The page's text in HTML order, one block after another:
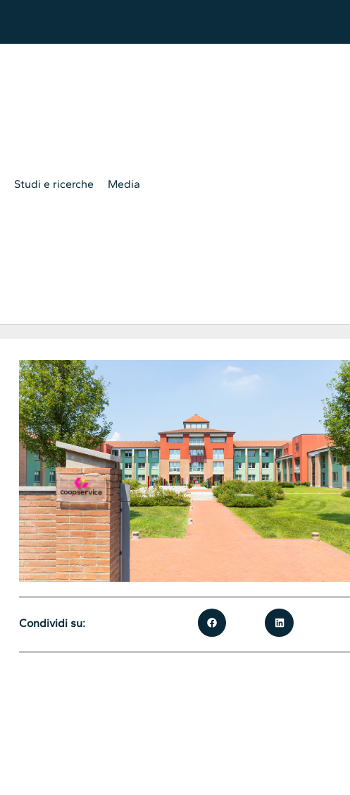
Studi e ricerche Media
Condividi su: